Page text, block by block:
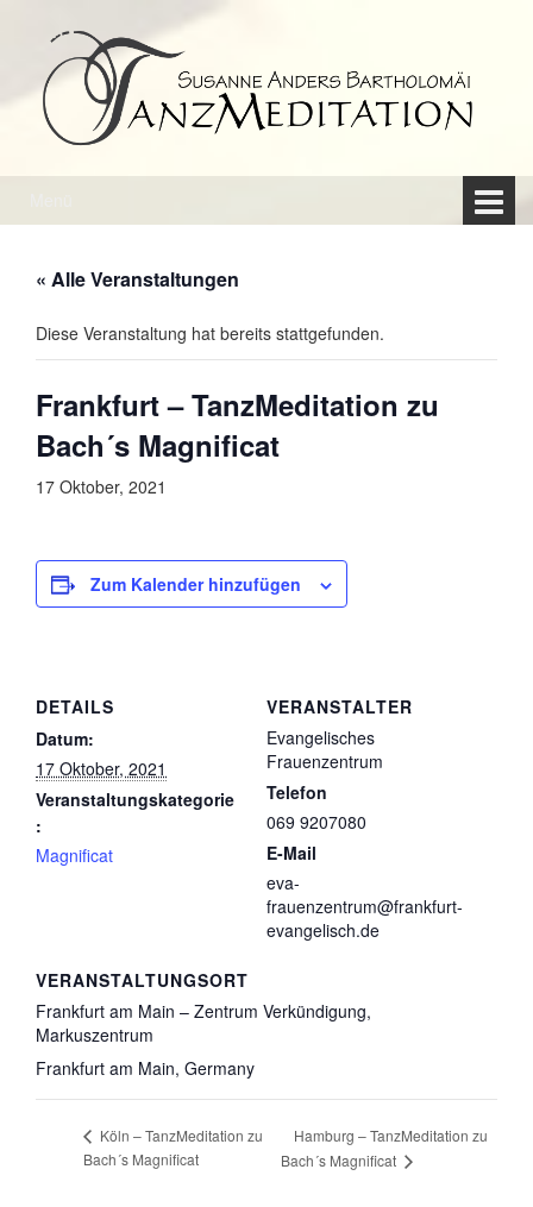
Hauptmenü
springen
« Alle Veranstaltungen
Diese Veranstaltung hat bereits stattgefunden.
Frankfurt – TanzMeditation zu
Bach´s Magnificat
17 Oktober, 2021
Zum Kalender hinzufügen
DETAILS
Datum:
17 Oktober, 2021
Veranstaltungskategorie
:
Magnificat
VERANSTALTUNGSORT
Frankfurt am Main – Zentrum Verkündigung,
Markuszentrum
Frankfurt am Main, Germany
VERANSTALTER
Evangelisches
Frauenzentrum
Telefon
069 9207080
E-Mail
eva-
frauenzentrum@frankfurt-
evangelisch.de
Köln – TanzMeditation zu
Bach´s Magnificat
Hamburg – TanzMeditation zu
Bach´s Magnificat